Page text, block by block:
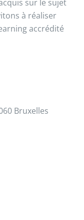
sur le sujet
à réaliser
accrédité
Bruxelles